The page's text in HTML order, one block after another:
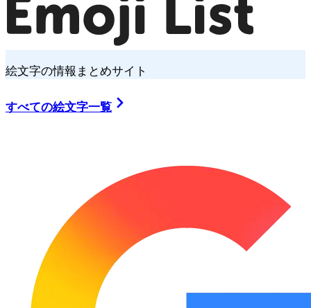
絵文字の情報まとめサイト
すべての絵文字一覧